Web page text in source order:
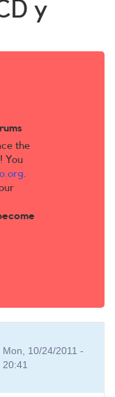
y
the
You
.
Mon, 10/24/2011 -
20:41